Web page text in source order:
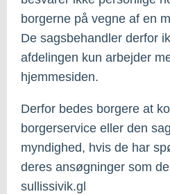
borgerne på vegne af en
De sagsbehandler derfor
afdelingen kun arbejder
hjemmesiden.
Derfor bedes borgere at
borgerservice eller den
myndighed, hvis de har
deres ansøgninger som
sullissivik.gl